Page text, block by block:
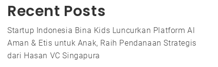
Recent Posts
Startup Indonesia Bina Kids Luncurkan Platform AI
Aman & Etis untuk Anak, Raih Pendanaan Strategis
dari Hasan VC Singapura